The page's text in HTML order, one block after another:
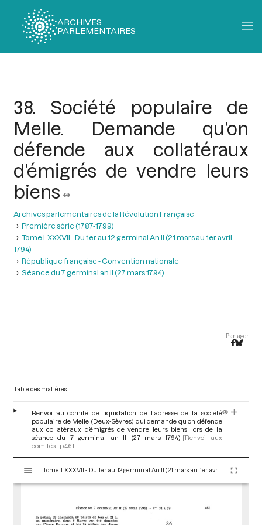
ARCHIVES
PARLEMENTAIRES
38. Société populaire de
Melle. Demande qu’on
défende aux collatéraux
d’émigrés de vendre leurs
biens
Archives parlementaires de la Révolution Française
Première série (1787-1799)
Tome LXXXVII - Du 1er au 12 germinal An II (21 mars au 1er avril
1794)
République française - Convention nationale
Séance du 7 germinal an II (27 mars 1794)
Partager
Table des matières
Renvoi au comité de liquidation de l'adresse de la société
populaire de Melle (Deux-Sèvres) qui demande qu'on défende
aux collatéraux d’émigrés de vendre leurs biens, lors de la
séance du 7 germinal an II (27 mars 1794) [Renvoi aux
comités] p.461
s